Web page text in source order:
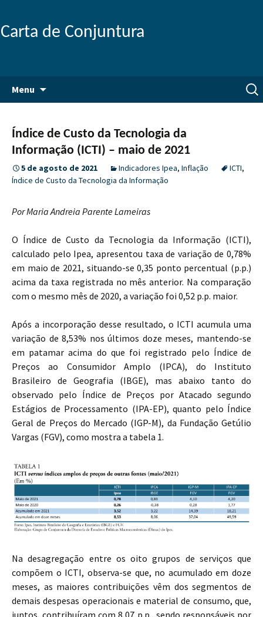
Carta de Conjuntura
Menu
conteúdo
por:
Índice de Custo da Tecnologia da
Informação (ICTI) – maio de 2021
5 de agosto de 2021 Indicadores Ipea, Inflação ICTI,
Índice de Custo da Tecnologia da Informação
Por Maria Andreia Parente Lameiras
O Índice de Custo da Tecnologia da Informação (ICTI),
calculado pelo Ipea, apresentou taxa de variação de 0,78%
em maio de 2021, situando-se 0,35 ponto percentual (p.p.)
acima da taxa registrada no mês anterior. Na comparação
com o mesmo mês de 2020, a variação foi 0,52 p.p. maior.
Após a incorporação desse resultado, o ICTI acumula uma
variação de 8,53% nos últimos doze meses, mantendo-se
em patamar acima do que foi registrado pelo Índice de
Preços ao Consumidor Amplo (IPCA), do Instituto
Brasileiro de Geografia (IBGE), mas abaixo tanto do
observado pelo Índice de Preços por Atacado segundo
Estágios de Processamento (IPA-EP), quanto pelo Índice
Geral de Preços do Mercado (IGP-M), da Fundação Getúlio
Vargas (FGV), como mostra a tabela 1.
Na desagregação entre os oito grupos de serviços que
compõem o ICTI, observa-se que, no acumulado em doze
meses, as maiores contribuições vêm dos segmentos de
demais despesas operacionais e material de consumo, que,
juntos, contribuíram com 8,07 p.p., sendo responsáveis por